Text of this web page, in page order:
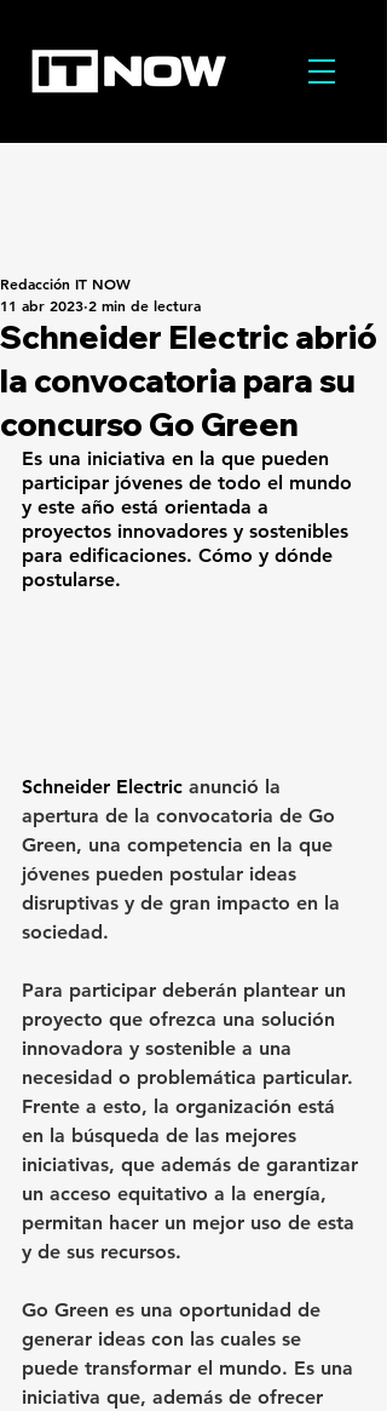
Schneider Electric abrió
la convocatoria para su
concurso Go Green
Redacción IT NOW
11 abr 2023 2 min de lectura
Es una iniciativa en la que pueden
participar jóvenes de todo el mundo
y este año está orientada a
proyectos innovadores y sostenibles
para edificaciones. Cómo y dónde
postularse.
Schneider Electric anunció la
apertura de la convocatoria de Go
Green, una competencia en la que
jóvenes pueden postular ideas
disruptivas y de gran impacto en la
sociedad.
Para participar deberán plantear un
proyecto que ofrezca una solución
innovadora y sostenible a una
necesidad o problemática particular.
Frente a esto, la organización está
en la búsqueda de las mejores
iniciativas, que además de garantizar
un acceso equitativo a la energía,
permitan hacer un mejor uso de esta
y de sus recursos.
Go Green es una oportunidad de
generar ideas con las cuales se
puede transformar el mundo. Es una
iniciativa que, además de ofrecer